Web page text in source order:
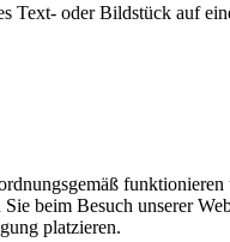
Text- oder Bildstück auf
beim Besuch unserer
platzieren.